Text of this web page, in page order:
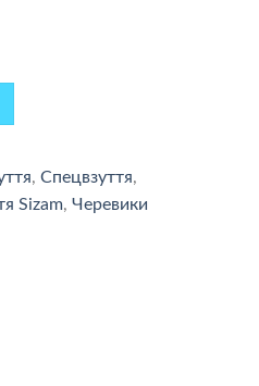
,Спецвзуття,
Sizam,Черевики